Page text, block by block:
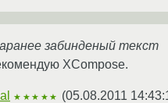
забинденый текст
XCompose.
★★★★★ (05.08.2011